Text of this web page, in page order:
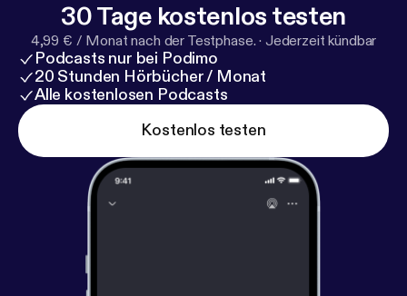
30 Tage kostenlos testen
4,99 € / Monat nach der Testphase. · Jederzeit kündbar
Podcasts nur bei Podimo
20 Stunden Hörbücher / Monat
Alle kostenlosen Podcasts
Kostenlos testen